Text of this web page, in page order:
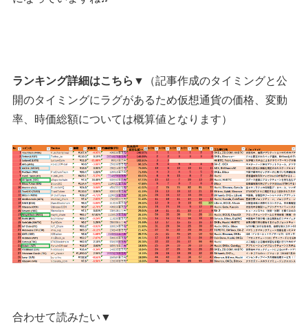
ランキング詳細はこちら▼ （記事作成のタイミングと公
開のタイミングにラグがあるため仮想通貨の価格、変動
率、時価総額については概算値となります）
合わせて読みたい▼